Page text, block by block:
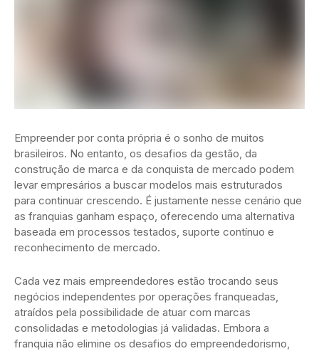
Empreender por conta própria é o sonho de muitos
brasileiros. No entanto, os desafios da gestão, da
construção de marca e da conquista de mercado podem
levar empresários a buscar modelos mais estruturados
para continuar crescendo. É justamente nesse cenário que
as franquias ganham espaço, oferecendo uma alternativa
baseada em processos testados, suporte contínuo e
reconhecimento de mercado.
Cada vez mais empreendedores estão trocando seus
negócios independentes por operações franqueadas,
atraídos pela possibilidade de atuar com marcas
consolidadas e metodologias já validadas. Embora a
franquia não elimine os desafios do empreendedorismo,